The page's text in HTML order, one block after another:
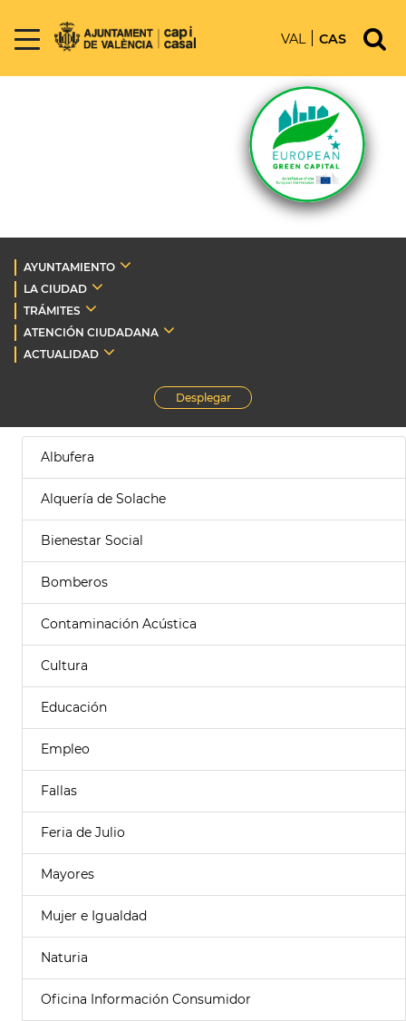
VAL CAS
AYUNTAMIENTO
LA CIUDAD
TRÁMITES
ATENCIÓN CIUDADANA
ACTUALIDAD
Desplegar
Albufera
Alquería de Solache
Bienestar Social
Bomberos
Contaminación Acústica
Cultura
Educación
Empleo
Fallas
Feria de Julio
Mayores
Mujer e Igualdad
Naturia
Oficina Información Consumidor